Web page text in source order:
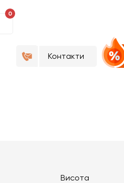
0
Контакти
Висота